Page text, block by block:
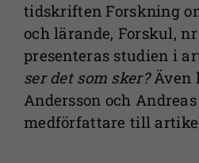
tidskriften Forskning
och lärande, Forskul, nr
presenteras studien i
ser det som sker?Även
Andersson och
medförfattare till